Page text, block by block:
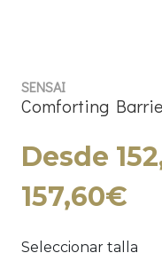
SENSAI
Comforting
Desde
157,60€
Seleccionar talla